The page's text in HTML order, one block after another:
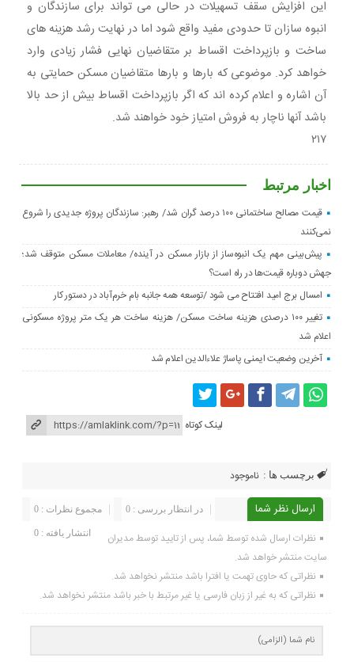
این افزایش سقف تسهیلات در حالی می تواند برای سازندگان و
انبوه سازان تا حدودی مفید واقع شود اما در نهایت رشد هزینه های
ساخت و بازپرداخت اقساط بر متقاضیان نهایی فشار زیادی وارد
خواهد کرد. موضوعی که بارها و بارها متقاضیان مسکن حمایتی به
آن اشاره و اعلام کرده اند که اگر بازپرداخت اقساط بیش از حد بالا
باشد آنها ناچار به فروش امتیاز خود خواهند شد.
۲۱۷
اخبار مرتبط
قیمت مصالح ساختمانی ۱۰۰ درصد گران شد/ رهبر: سازندگان پروژه جدیدی را شروع
نمی‌کنند
پیش‌بینی مهم یک انبوه‌ساز از بازار مسکن در آینده/ معاملات مسکن متوقف شد؛
جهش دوباره قیمت‌ها در راه است؟
امسال برج امید افتتاح می شود /توسعه همه جانبه بام خرم‌آباد در دستور کار
تغییر ۱۰۰ درصدی هزینه ساخت مسکن/ هزینه ساخت هر یک متر پروژه مسکونی
اعلام شد
آخرین وضعیت ایمنی پاساژ علاءالدین اعلام شد
لینک کوتاه
برچسب ها : ناموجود
ارسال نظر شما مجموع نظرات : 0 در انتظار بررسی : 0
انتشار یافته : 0
نظرات ارسال شده توسط شما، پس از تایید توسط مدیران
سایت منتشر خواهد شد.
نظراتی که حاوی تهمت یا افترا باشد منتشر نخواهد شد.
نظراتی که به غیر از زبان فارسی یا غیر مرتبط با خبر باشد منتشر نخواهد شد.